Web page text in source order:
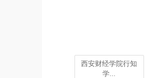
西安财经学院行知
学...